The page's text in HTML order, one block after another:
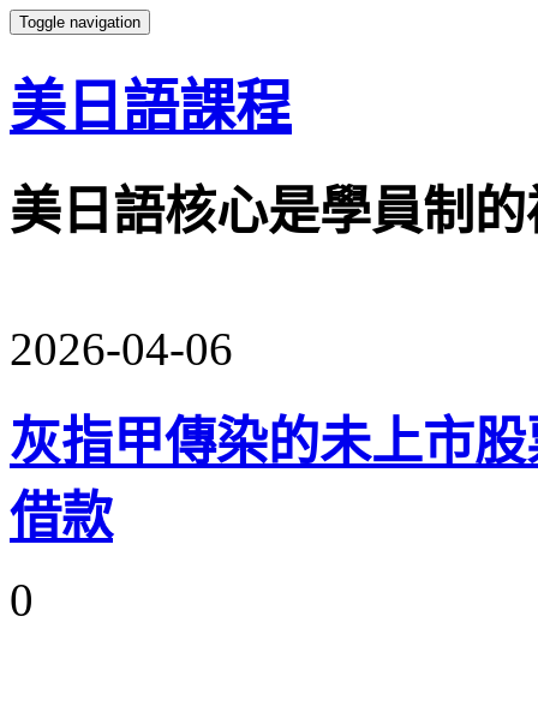
Toggle navigation
美日語課程
美日語核心是學員制
2026-04-06
灰指甲傳染的未上市
借款
0